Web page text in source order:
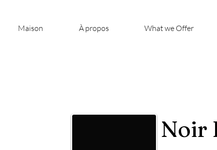
Maison À propos What we Offer
Noir